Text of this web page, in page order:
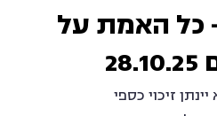
כל האמת על
זיכוי כספי